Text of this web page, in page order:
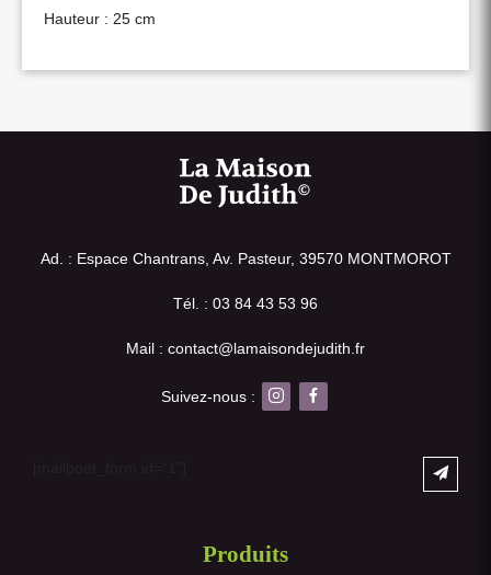
Hauteur : 25 cm
Ad. : Espace Chantrans, Av. Pasteur, 39570 MONTMOROT
Tél. : 03 84 43 53 96
Mail : contact@lamaisondejudith.fr
Suivez-nous :
Produits